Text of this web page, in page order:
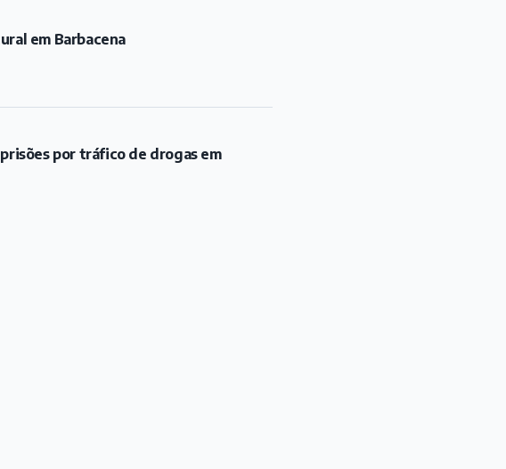
em Barbacena
por tráfico de drogas em